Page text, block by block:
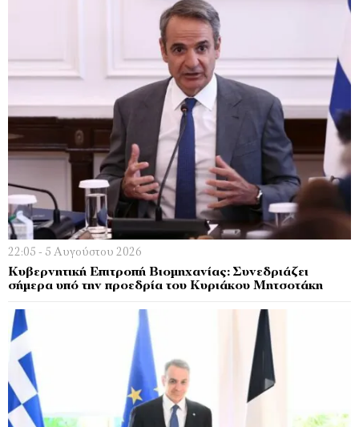
22:05 - 5 Αυγούστου 2026
Κυβερνητική Επιτροπή Βιομηχανίας: Συνεδριάζει
σήμερα υπό την προεδρία του Κυριάκου Μητσοτάκη